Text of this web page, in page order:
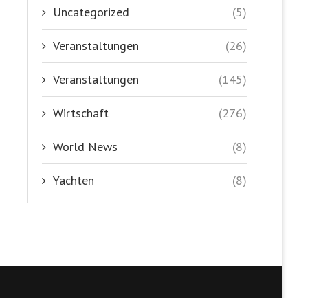
Uncategorized (5)
Veranstaltungen (26)
Veranstaltungen (145)
Wirtschaft (276)
World News (8)
Yachten (8)